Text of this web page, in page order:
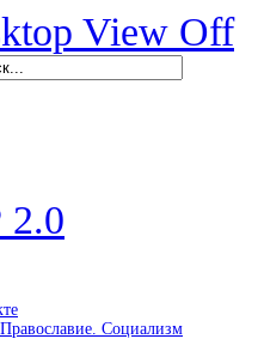
View Off
Социализм